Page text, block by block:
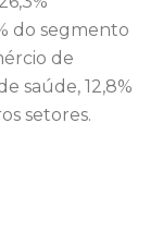
do segmento
de
saúde, 12,8%
setores.